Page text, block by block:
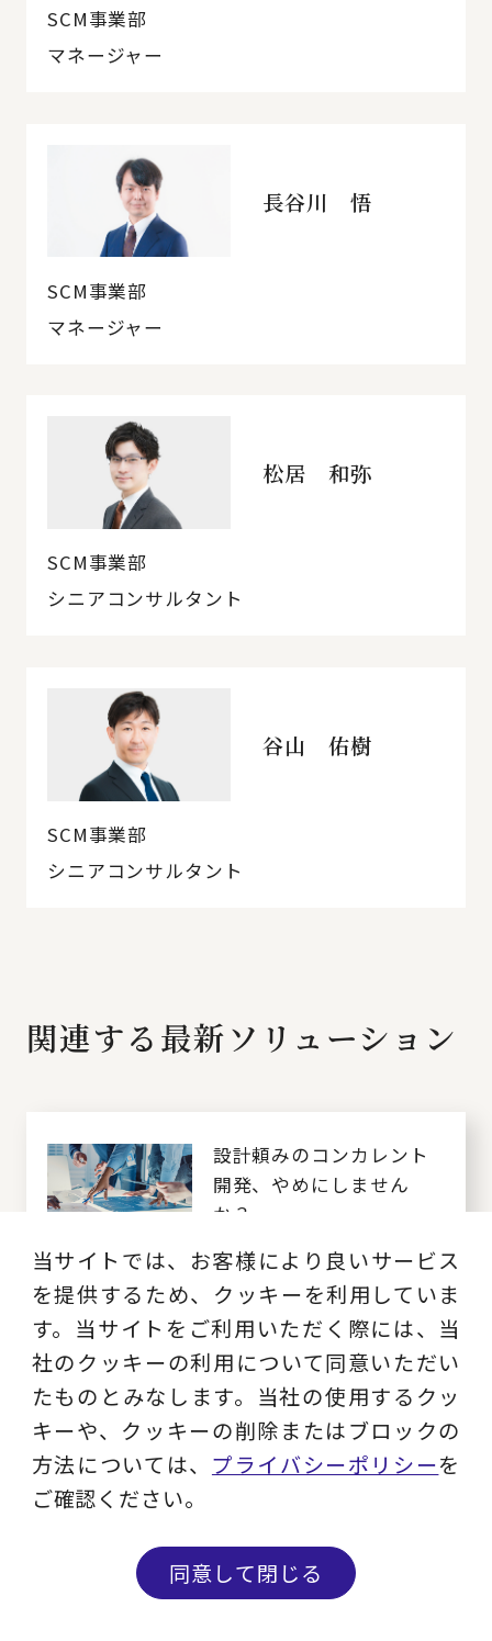
問い合わせる メルマガ登録
SCM事業部
マネージャー
長谷川 悟
SCM事業部
マネージャー
松居 和弥
SCM事業部
シニアコンサルタント
谷山 佑樹
SCM事業部
シニアコンサルタント
関連する最新ソリューション
設計頼みのコンカレント
開発、やめにしません
か？
あなたの周りの“スーパー
マン”に頼りきりになって
いませんか？～ナレッジ
マネジメント成功のコツ
～
PLM（Product Lifecycle
Management）とは？
当サイトでは、お客様により良いサービス
を提供するため、クッキーを利用していま
す。当サイトをご利用いただく際には、当
社のクッキーの利用について同意いただい
たものとみなします。当社の使用するクッ
キーや、クッキーの削除またはブロックの
方法については、 プライバシーポリシーを
ご確認ください。
同意して閉じる